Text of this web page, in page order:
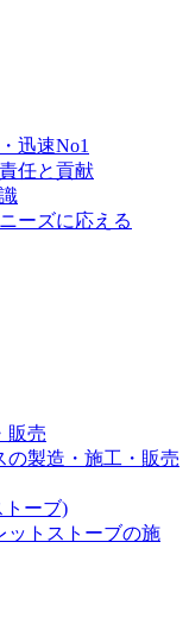
迅速No1
任と貢献
ーズに応える
販売
の製造・施工・販売
トーブ)
ットストーブの施